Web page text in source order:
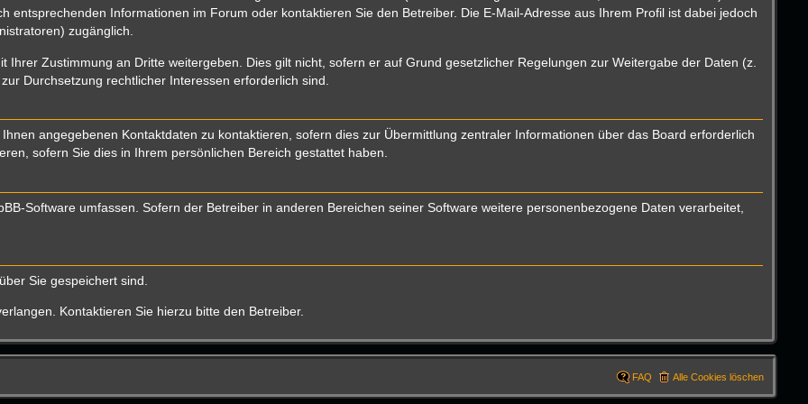
entsprechenden Informationen im Forum oder kontaktieren Sie den Betreiber. Die E-Mail-Adresse aus Ihrem Profil ist dabei jedoch
zugänglich.
Zustimmung an Dritte weitergeben. Dies gilt nicht, sofern er auf Grund gesetzlicher Regelungen zur Weitergabe der Daten (z.
Durchsetzung rechtlicher Interessen erforderlich sind.
angegebenen Kontaktdaten zu kontaktieren, sofern dies zur Übermittlung zentraler Informationen über das Board erforderlich
sofern Sie dies in Ihrem persönlichen Bereich gestattet haben.
Software umfassen. Sofern der Betreiber in anderen Bereichen seiner Software weitere personenbezogene Daten verarbeitet,
Sie gespeichert sind.
Kontaktieren Sie hierzu bitte den Betreiber.
Alle Cookies löschen
FAQ